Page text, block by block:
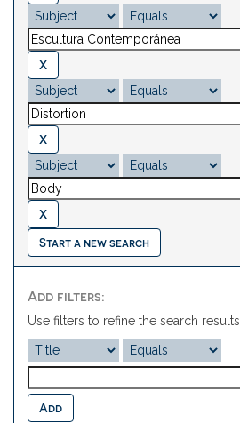
Start a new search
Add filters:
Use filters to refine the search results.